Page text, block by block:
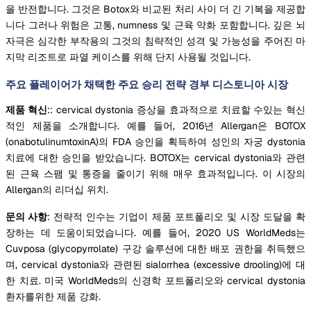
을 반전합니다. 그것은 Botox와 비교된 처리 사이 더 긴 기복을 제공합
니다 그러나 위험은 고통, numness 및 근육 약화 포함합니다. 깊은 뇌
자극은 심각한 부작용의 그것의 침략적인 성격 및 가능성을 주어진 마
지막 리조트로 파열 케이스를 위해 단지 사용될 것입니다.
주요 플레이어가 채택한 주요 승리 전략 경부 디스토니아 시장
제품 혁신:: cervical dystonia 증상을 효과적으로 치료할 수있는 혁신
적인 제품을 소개합니다. 예를 들어, 2016년 Allergan은 BOTOX
(onabotulinumtoxinA)의 FDA 승인을 획득하여 성인의 자궁 dystonia
치료에 대한 승인을 받았습니다. BOTOX는 cervical dystonia와 관련
된 근육 스팸 및 통증을 줄이기 위해 매우 효과적입니다. 이 시장의
Allergan의 리더십 위치.
문의 사항: 전략적 인수는 기업이 제품 포트폴리오 및 시장 도달을 확
장하는 데 도움이되었습니다. 예를 들어, 2020 US WorldMeds는
Cuvposa (glycopyrrolate) 구강 솔루션에 대한 배포 권한을 취득했으
며, cervical dystonia와 관련된 sialorrhea (excessive drooling)에 대
한 치료. 미국 WorldMeds의 신경학 포트폴리오와 cervical dystonia
환자를위한 제품 강화.